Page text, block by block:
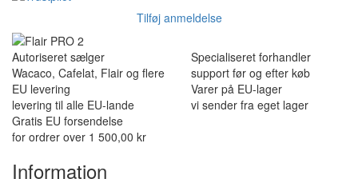
Tilføj anmeldelse
Autoriseret sælger
Wacaco, Cafelat, Flair og flere
Specialiseret forhandler
support før og efter køb
EU levering
levering til alle EU-lande
Varer på EU-lager
vi sender fra eget lager
Gratis EU forsendelse
for ordrer over 1 500,00 kr
Information